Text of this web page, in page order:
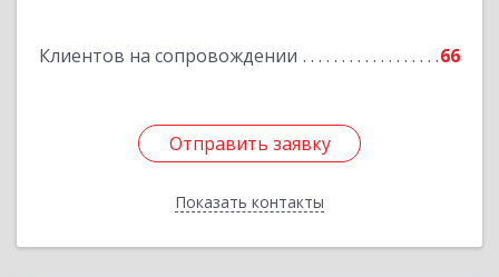
Клиентов на сопровождении 66
Отправить заявку
Показать контакты
Отправить заявку
Назад